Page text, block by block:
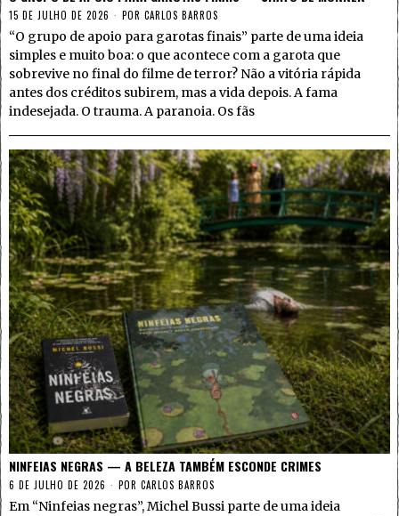
15 DE JULHO DE 2026 POR CARLOS BARROS
“O grupo de apoio para garotas finais” parte de uma ideia
simples e muito boa: o que acontece com a garota que
sobrevive no final do filme de terror? Não a vitória rápida
antes dos créditos subirem, mas a vida depois. A fama
indesejada. O trauma. A paranoia. Os fãs
NINFEIAS NEGRAS — A BELEZA TAMBÉM ESCONDE CRIMES
6 DE JULHO DE 2026 POR CARLOS BARROS
Em “Ninfeias negras”, Michel Bussi parte de uma ideia